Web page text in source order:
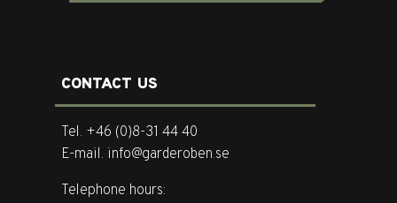
CONTACT US
Tel. +46 (0)8-31 44 40
E-mail. info@garderoben.se
Telephone hours: